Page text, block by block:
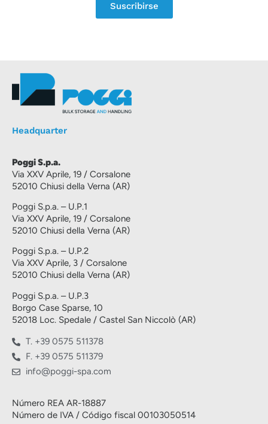
Suscribirse
Headquarter
Poggi S.p.a.
Via XXV Aprile, 19 / Corsalone
52010 Chiusi della Verna (AR)
Poggi S.p.a. – U.P.1
Via XXV Aprile, 19 / Corsalone
52010 Chiusi della Verna (AR)
Poggi S.p.a. – U.P.2
Via XXV Aprile, 3 / Corsalone
52010 Chiusi della Verna (AR)
Poggi S.p.a. – U.P.3
Borgo Case Sparse, 10
52018 Loc. Spedale / Castel San Niccolò (AR)
T. +39 0575 511378
F. +39 0575 511379
info@poggi-spa.com
Número REA AR-18887
Número de IVA / Código fiscal 00103050514